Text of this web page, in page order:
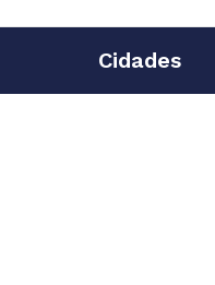
Cidades